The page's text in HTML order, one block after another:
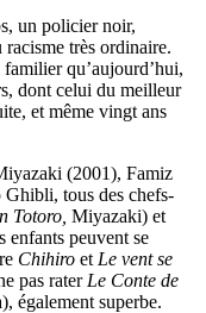
un policier noir,
très ordinaire.
qu’aujourd’hui,
dont celui du meilleur
et même vingt ans
(2001), Famiz
tous des chefs-
Totoro, Miyazaki) et
enfants peuvent se
Chihiro et Le vent se
pas rater Le Conte de
également superbe.